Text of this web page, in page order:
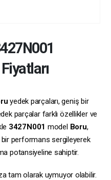
yedek parçaları, geniş bir
parçalar farklı özellikler ve
3427N001 model Boru,
bir performans sergileyerek
potansiyeline sahiptir.
tam olarak uymuyor olabilir.